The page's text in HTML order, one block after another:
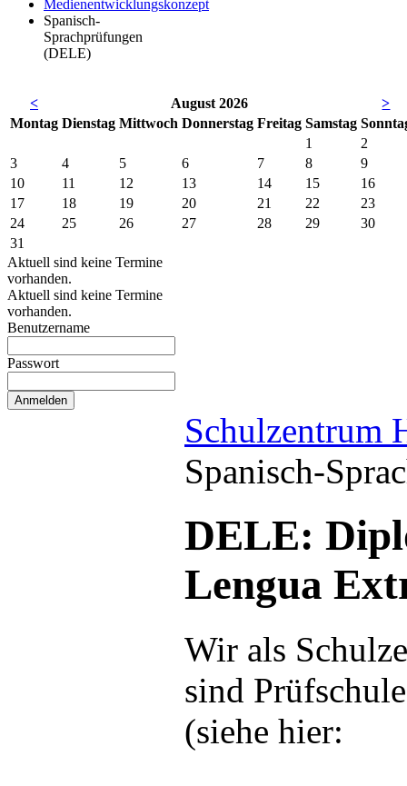
Medienentwicklungskonzept
Spanisch-
Sprachprüfungen
(DELE)
< August 2026
>
Montag Dienstag Mittwoch Donnerstag Freitag Samstag So
1
2
3
4 5 6 7 8
9
10
11 12 13 14 15
16
17
18 19 20 21 22
23
24
25 26 27 28 29
30
31
Aktuell sind keine Termine
vorhanden.
Aktuell sind keine Termine
vorhanden.
Benutzername
Passwort
Schulzentrum
Spanisch-
DELE:
Lengua
Wir als
sind
(siehe hier: